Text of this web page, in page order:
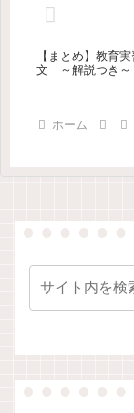
【まとめ】教育
文 ～解説つき～
ホーム